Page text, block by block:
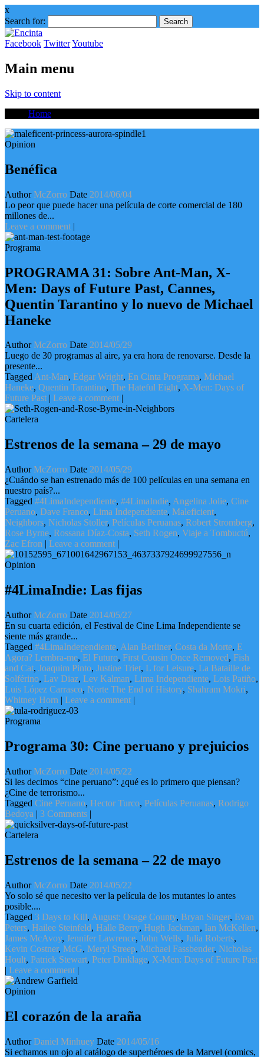
x
Search for:
Facebook TwitterYoutube
Main menu
Skip to content
Home
Opinion
Benéfica
AuthorMcZorro Date 2014/06/04
Lo peor que puede hacer una película de corte comercial de 180
millones de...
Leave a comment |
Programa
PROGRAMA 31: Sobre Ant-Man, X-
Men: Days of Future Past, Cannes,
Quentin Tarantino y lo nuevo de Michael
Haneke
AuthorMcZorro Date 2014/05/29
Luego de 30 programas al aire, ya era hora de renovarse. Desde la
presente...
TaggedAnt-Man, Edgar Wright, En Cinta Programa, Michael
Haneke, Quentin Tarantino, The Hateful Eight, X-Men: Days of
Future Past | Leave a comment |
Cartelera
Estrenos de la semana – 29 de mayo
AuthorMcZorro Date 2014/05/29
¿Cuándo se han estrenado más de 100 películas en una semana en
nuestro país?...
Tagged #4LimaIndependiente, #4LimaIndie, Angelina Jolie, Cine
Peruano, Dave Franco, Lima Independiente, Maleficient,
Neighbors, Nicholas Stoller, Películas Peruanas, Robert Stromberg,
Rose Byrne, Rossana Díaz-Costa, Seth Rogen, Viaje a Tombuctú,
Zac Efron | Leave a comment |
Opinion
#4LimaIndie: Las fijas
AuthorMcZorro Date 2014/05/27
En su cuarta edición, el Festival de Cine Lima Independiente se
siente más grande...
Tagged #4LimaIndependiente, Alan Berliner, Costa da Morte, E
Agora? Lembra-me, El Futuro, First Cousin Once Removed, Fish
and Cat, Joaquim Pinto, Justine Triet, L for Leisure, La Bataille de
Solférino, Lav Diaz, Lev Kalman, Lima Independiente, Lois Patiño,
Luis López Carrasco, Norte The End of History, Shahram Mokri,
Whitney Horn | Leave a comment |
Programa
Programa 30: Cine peruano y prejuicios
AuthorMcZorro Date 2014/05/22
Si les decimos “cine peruano”: ¿qué es lo primero que piensan?
¿Cine de terrorismo...
Tagged Cine Peruano, Hector Turco, Películas Peruanas, Rodrigo
Bedoya | 3 Comments |
Cartelera
Estrenos de la semana – 22 de mayo
AuthorMcZorro Date 2014/05/22
Yo solo sé que necesito ver la película de los mutantes lo antes
posible....
Tagged 3 Days to Kill, August: Osage County, Bryan Singer, Evan
Peters, Hailee Steinfeld, Halle Berry, Hugh Jackman, Ian McKellen,
James McAvoy, Jennifer Lawrence, John Wells, Julia Roberts,
Kevin Costner, McG, Meryl Streep, Michael Fassbender, Nicholas
Hoult, Patrick Stewart, Peter Dinklage, X-Men: Days of Future Past
| Leave a comment |
Opinion
El corazón de la araña
AuthorDaniel Minhuey Date 2014/05/16
Si echamos un ojo al catálogo de superhéroes de la Marvel (comics,